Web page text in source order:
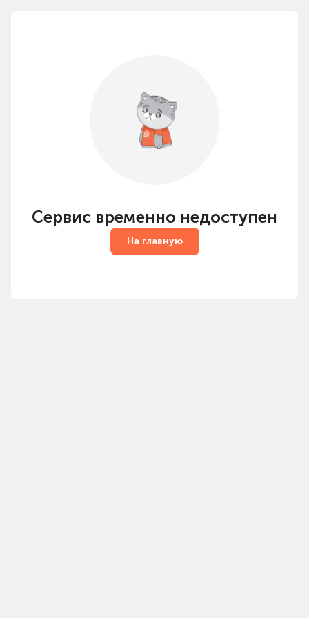
Сервис временно недоступен
На главную